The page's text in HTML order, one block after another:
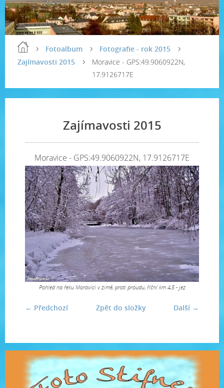
Fotoalbum
Fotografie - rok 2015
Zajímavosti 2015
Moravice - GPS:49.9060922N,
17.9126717E
Zajímavosti 2015
Moravice - GPS:49.9060922N, 17.9126717E
Pohled na řeku Moravici v zimě, proti proudu, říční km 4,5 - jez
← Předchozí Další →
Zpět do složky